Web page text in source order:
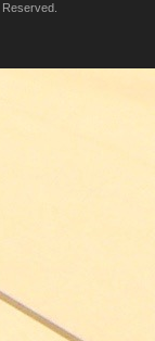
Reserved.